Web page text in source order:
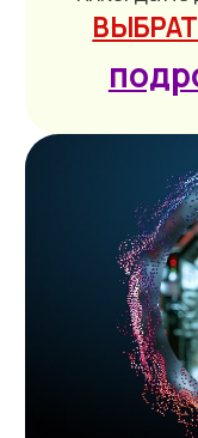
ВЫБРАТЬ